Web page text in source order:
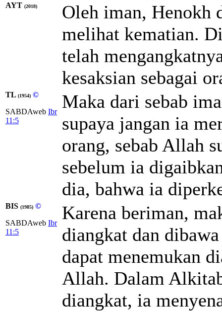
AYT (2018)
Oleh iman, Henokh
melihat kematian.
telah
kesaksian sebagai
TL (1954) ©
SABDAweb Ibr
11:5
Maka dari sebab
supaya jangan ia
orang, sebab Allah
sebelum ia
dia, bahwa ia
BIS (1985) ©
SABDAweb Ibr
11:5
Karena beriman,
diangkat dan
dapat menemukan
Allah. Dalam
diangkat, ia